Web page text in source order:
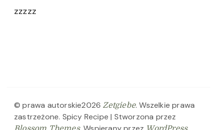
zzzzz
© prawa autorskie2026Zetgiebe. Wszelkie prawa
zastrzeżone. Spicy Recipe | Stworzona przez